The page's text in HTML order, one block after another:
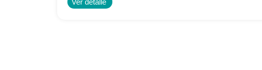
Ver detalle